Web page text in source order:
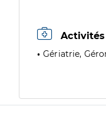
Activités
Gériatrie,